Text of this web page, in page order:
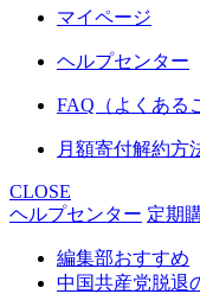
マイページ
ヘルプセンター
FAQ（よくある
月額寄付解約方
CLOSE
ヘルプセンター 定期
編集部おすすめ
中国共産党脱退